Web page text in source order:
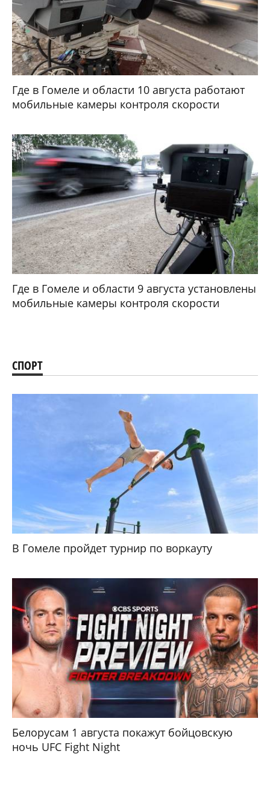
Где в Гомеле и области 10 августа работают
мобильные камеры контроля скорости
Где в Гомеле и области 9 августа установлены
мобильные камеры контроля скорости
СПОРТ
В Гомеле пройдет турнир по воркауту
Белорусам 1 августа покажут бойцовскую
ночь UFC Fight Night